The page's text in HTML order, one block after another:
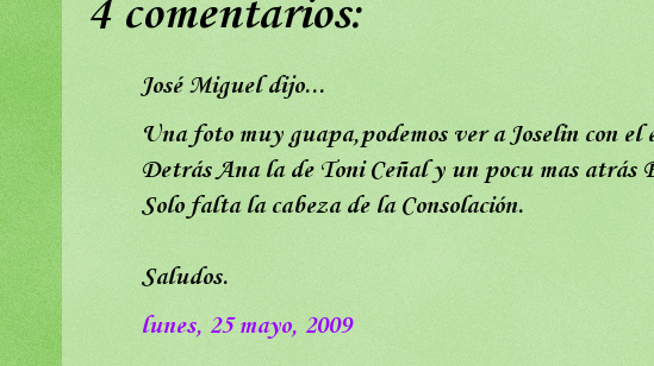
4 comentarios:
José Miguel dijo...
Una foto muy guapa,podemos ver a Joselin con
Detrás Ana la de Toni Ceñal y un pocu mas atrás
Solo falta la cabeza de la Consolación.
Saludos.
lunes, 25 mayo, 2009